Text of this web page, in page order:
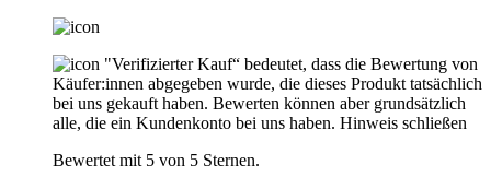
"Verifizierter Kauf“ bedeutet, dass die Bewertung von
Käufer:innen abgegeben wurde, die dieses Produkt tatsächlich
bei uns gekauft haben. Bewerten können aber grundsätzlich
alle, die ein Kundenkonto bei uns haben. Hinweis schließen
Bewertet mit 5 von 5 Sternen.